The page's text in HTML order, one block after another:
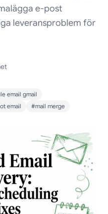
e-post
leveransproblem för
email gmail
email #mail merge